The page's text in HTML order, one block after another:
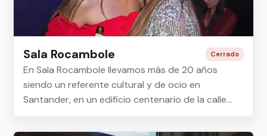
Sala Rocambole Cerrado
En Sala Rocambole llevamos más de 20 años
siendo un referente cultural y de ocio en
Santander, en un edificio centenario de la calle
Hernán ...